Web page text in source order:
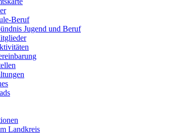
Beruf
Jugend und Beruf
Landkreis